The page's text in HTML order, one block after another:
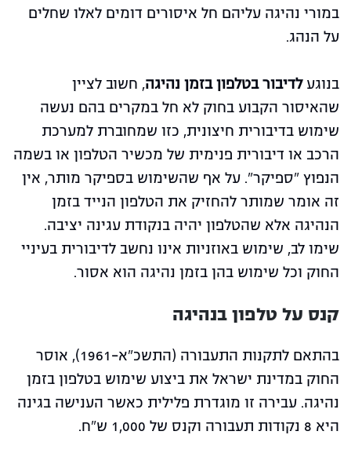
במורי נהיגה עליהם חל איסורים דומים לאלו שחלים
על הנהג.
בנוגעלדיבור בטלפון בזמן נהיגה, חשוב לציין
שהאיסור הקבוע בחוק לא חל במקרים בהם נעשה
שימוש בדיבורית חיצונית, כזו שמחוברת למערכת
הרכב או דיבורית פנימית של מכשיר הטלפון או בשמה
הנפוץ "ספיקר". על אף שהשימוש בספיקר מותר, אין
זה אומר שמותר להחזיק את הטלפון הנייד בזמן
הנהיגה אלא שהטלפון יהיה בנקודת עגינה יציבה.
שימו לב, שימוש באוזניות אינו נחשב לדיבורית בעיניי
החוק וכל שימוש בהן בזמן נהיגה הוא אסור.
קנס על טלפון בנהיגה
בהתאם לתקנות התעבורה (התשכ"א-1961), אוסר
החוק במדינת ישראל את ביצוע שימוש בטלפון בזמן
נהיגה. עבירה זו מוגדרת פלילית כאשר הענישה בגינה
היא 8 נקודות תעבורה וקנס של 1,000 ש"ח.